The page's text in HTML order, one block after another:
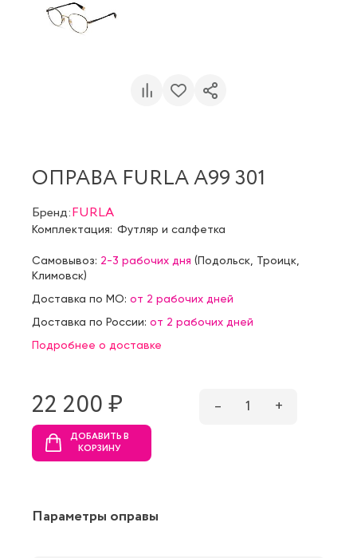
ОПРАВА FURLA A99 301
Бренд:FURLA
Комплектация: Футляр и салфетка
Самовывоз: 2-3 рабочих дня (Подольск Троицк
Климовск)
Доставка по МО: от 2 рабочих дней
Доставка по России: от 2 рабочих дней
Подробнее о доставке
22 200 ₷ – 1 +
ДОБАВИТЬ В
КОРЗИНУ
Параметры оправы